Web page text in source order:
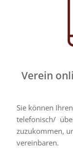
Verein
Sie können
telefonisch/
zuzukommen,
vereinbaren.